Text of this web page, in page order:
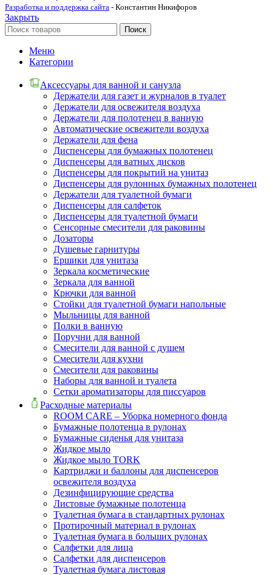
Разработка и поддержка сайта - Константин Никифоров
Закрыть
Поиск
Меню
Категории
Аксессуары для ванной и санузла
Держатели для газет и журналов в туалет
Держатели для освежителя воздуха
Держатели для полотенец в ванную
Автоматические освежители воздуха
Держатели для фена
Диспенсеры для бумажных полотенец
Диспенсеры для ватных дисков
Диспенсеры для покрытий на унитаз
Диспенсеры для рулонных бумажных полотенец
Держатели для туалетной бумаги
Диспенсеры для салфеток
Диспенсеры для туалетной бумаги
Сенсорные смесители для раковины
Дозаторы
Душевые гарнитуры
Ершики для унитаза
Зеркала косметические
Зеркала для ванной
Крючки для ванной
Стойки для туалетной бумаги напольные
Мыльницы для ванной
Полки в ванную
Поручни для ванной
Смесители для ванной с душем
Смесители для кухни
Смесители для раковины
Наборы для ванной и туалета
Сетки ароматизаторы для писсуаров
Расходные материалы
ROOM CARE – Уборка номерного фонда
Бумажные полотенца в рулонах
Бумажные сиденья для унитаза
Жидкое мыло
Жидкое мыло TORK
Картриджи и баллоны для диспенсеров
освежителя воздуха
Дезинфицирующие средства
Листовые бумажные полотенца
Туалетная бумага в стандартных рулонах
Протирочный материал в рулонах
Туалетная бумага в больших рулонах
Салфетки для лица
Салфетки для диспенсеров
Туалетная бумага листовая